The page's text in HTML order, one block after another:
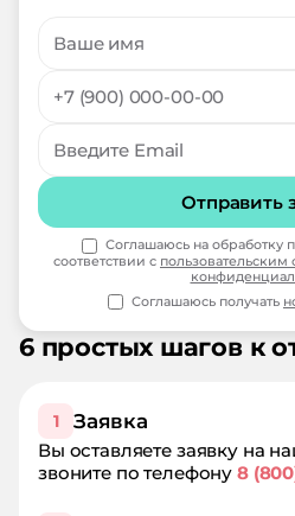
Отправить
Соглашаюсь на обработку
соответствии с
Соглашаюсь получать
6 простых шагов к
1 Заявка
Вы оставляете заявку на
звоните по телефону8